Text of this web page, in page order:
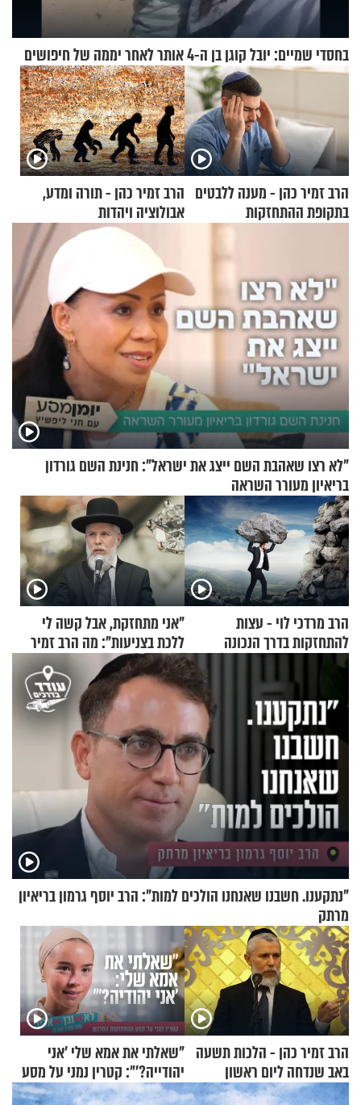
בחסדי שמיים: יובל קוגן בן ה-4 אותר לאחר יממה של חיפושים
הרב זמיר כהן - מענה ללבטים
בתקופת ההתחזקות
הרב זמיר כהן - תורה ומדע,
אבולוציה ויהדות
"לא רצו שאהבת השם ייצג את ישראל": חנינת השם גורדון
בריאיון מעורר השראה
הרב מרדכי לוי - עצות
להתחזקות בדרך הנכונה
"אני מתחזקת, אבל קשה לי
ללכת בצניעות": מה הרב זמיר
כהן המליץ לה לעשות?
"נתקענו. חשבנו שאנחנו הולכים למות": הרב יוסף גרמון בריאיון
מרתק
הרב זמיר כהן - הלכות תשעה
באב שנדחה ליום ראשון
"שאלתי את אמא שלי 'אני
יהודייה?'": קטרין נמני על מסע
ההתחזקות המרגש